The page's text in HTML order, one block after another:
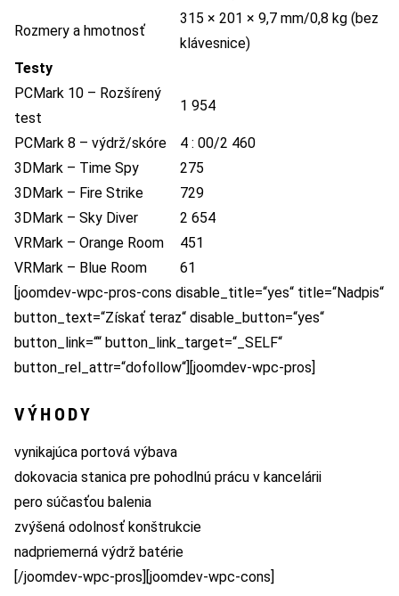
Rozmery a hmotnosť
315 × 201 × 9,7 mm/0,8 kg (bez
klávesnice)
Testy
PCMark 10 – Rozšírený
test
1 954
PCMark 8 – výdrž/skóre
4 : 00/2 460
3DMark – Time Spy
275
3DMark – Fire Strike
729
3DMark – Sky Diver
2 654
VRMark – Orange Room
451
VRMark – Blue Room
61
[joomdev-wpc-pros-cons disable_title=“yes“ title=“Nadpis“
button_text=“Získať teraz“ disable_button=“yes“
button_link=““ button_link_target=“_SELF“
button_rel_attr=“dofollow“][joomdev-wpc-pros]
VÝHODY
vynikajúca portová výbava
dokovacia stanica pre pohodlnú prácu v kancelárii
pero súčasťou balenia
zvýšená odolnosť konštrukcie
nadpriemerná výdrž batérie
[/joomdev-wpc-pros][joomdev-wpc-cons]